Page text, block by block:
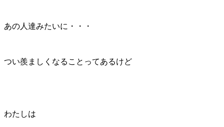
あの人達みたいに・・・
つい羨ましくなることってあるけど
わたしは